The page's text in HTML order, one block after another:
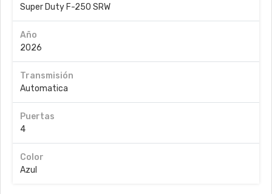
Super Duty F-250 SRW
Año
2026
Transmisión
Automatica
Puertas
4
Color
Azul